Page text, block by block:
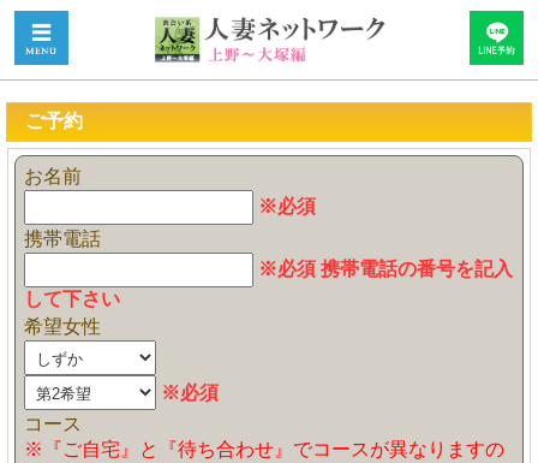
ご予約
お名前
※必須
携帯電話
※必須 携帯電話の番号を記入
して下さい
希望女性
※必須
コース
※『ご自宅』と『待ち合わせ』でコースが異なりますの